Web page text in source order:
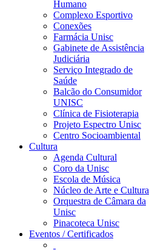
Humano
Complexo Esportivo
Conexões
Farmácia Unisc
Gabinete de Assistência
Judiciária
Serviço Integrado de
Saúde
Balcão do Consumidor
UNISC
Clínica de Fisioterapia
Projeto Espectro Unisc
Centro Socioambiental
Cultura
Agenda Cultural
Coro da Unisc
Escola de Música
Núcleo de Arte e Cultura
Orquestra de Câmara da
Unisc
Pinacoteca Unisc
Eventos / Certificados